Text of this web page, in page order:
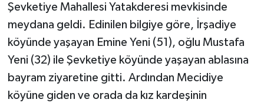
Şevketiye Mahallesi Yatakderesi mevkisinde
meydana geldi. Edinilen bilgiye göre, İrşadiye
köyünde yaşayan Emine Yeni (51), oğlu Mustafa
Yeni (32) ile Şevketiye köyünde yaşayan ablasına
bayram ziyaretine gitti. Ardından Mecidiye
köyüne giden ve orada da kız kardeşinin